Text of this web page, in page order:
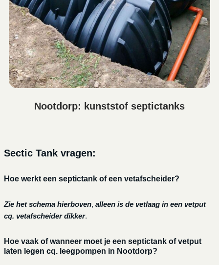
Nootdorp: kunststof septictanks
Sectic Tank vragen:
Hoe werkt een septictank of een vetafscheider?
Zie het schema hierboven, alleen is de vetlaag in een vetput
cq. vetafscheider dikker.
Hoe vaak of wanneer moet je een septictank of vetput
laten legen cq. leegpompen in Nootdorp?